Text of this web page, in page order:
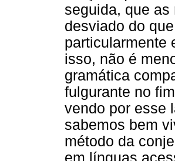
seguida, que as
desviado do
particularmente
isso, não é
gramática
fulgurante no
vendo por esse
sabemos bem
método da